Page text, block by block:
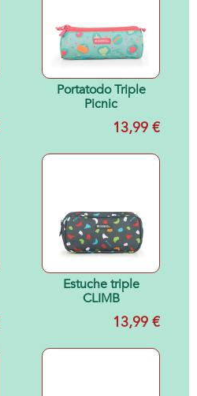
Portatodo Triple
Picnic
13,99 €
Estuche triple
CLIMB
13,99 €